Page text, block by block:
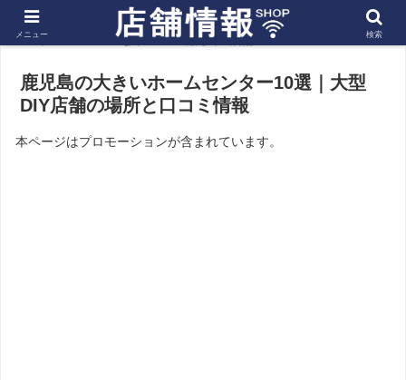
ホーム 九州 鹿児島の店舗
鹿児島の大きいホームセンター10選｜大型
DIY店舗の場所と口コミ情報
本ページはプロモーションが含まれています。
メニュー 検索